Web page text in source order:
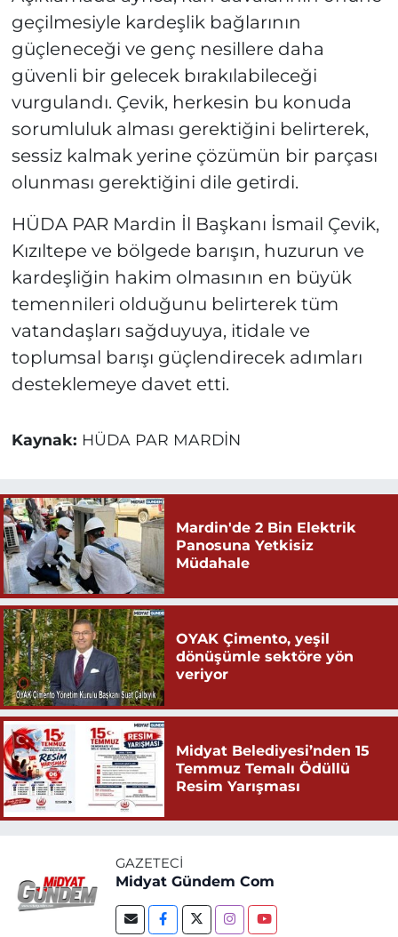
geçilmesiyle kardeşlik bağlarının
güçleneceği ve genç nesillere daha
güvenli bir gelecek bırakılabileceği
vurgulandı. Çevik, herkesin bu konuda
sorumluluk alması gerektiğini belirterek,
sessiz kalmak yerine çözümün bir parçası
olunması gerektiğini dile getirdi.
HÜDA PAR Mardin İl Başkanı İsmail Çevik,
Kızıltepe ve bölgede barışın, huzurun ve
kardeşliğin hakim olmasının en büyük
temennileri olduğunu belirterek tüm
vatandaşları sağduyuya, itidale ve
toplumsal barışı güçlendirecek adımları
desteklemeye davet etti.
Kaynak: HÜDA PAR MARDİN
Mardin'de 2 Bin Elektrik
Panosuna Yetkisiz
Müdahale
OYAK Çimento, yeşil
dönüşümle sektöre yön
veriyor
Midyat Belediyesi’nden 15
Temmuz Temalı Ödüllü
Resim Yarışması
GAZETECI
Midyat Gündem Com